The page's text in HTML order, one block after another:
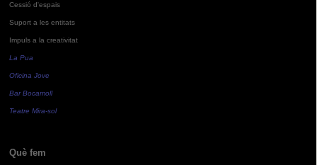
Cessió d'espais
Suport a les entitats
Impuls a la creativitat
La Pua
Oficina Jove
Bar Bocamoll
Teatre Mira-sol
Què fem